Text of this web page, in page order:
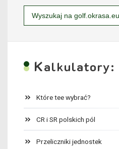
Search
for:
Kalkulatory:
Które tee wybrać?
CR i SR polskich pól
Przeliczniki jednostek